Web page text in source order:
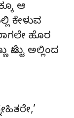
ಆ
ಕೇಳುವ
ಹೊರ
ಅಲ್ಲಿಂದ